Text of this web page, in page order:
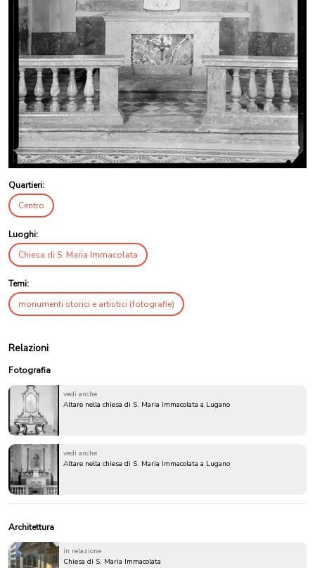
Quartieri:
Centro
Luoghi:
Chiesa di S. Maria Immacolata
Temi:
monumenti storici e artistici (fotografie)
Relazioni
Fotografia
vedi anche
Altare nella chiesa di S. Maria Immacolata a Lugano
vedi anche
Altare nella chiesa di S. Maria Immacolata a Lugano
Architettura
in relazione
Chiesa di S. Maria Immacolata